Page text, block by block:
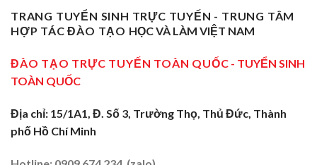
Nghề
Cửa
Ngõ
Miền
2026
Tây
Ninh:
Truyền
Tại
Dạy
Nghề
Sơ
Tại
Nghề
Tại
TRANG TUYỂN SINH TRỰC TUYẾN - TRUNG TÂM
HỢP TÁC ĐÀO TẠO HỌC VÀ LÀM VIỆT NAM
ĐÀO TẠO TRỰC TUYẾN TOÀN QUỐC - TUYỂN SINH
TOÀN QUỐC
Địa chỉ: 15/1A1, Đ. Số 3, Trường Thọ, Thủ Đức, Thành
phố Hồ Chí Minh